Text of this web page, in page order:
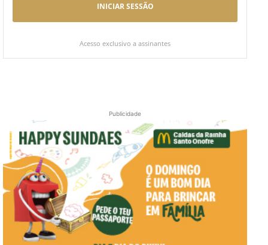
INICIAR SESSÃO
Acesso exclusivo a assinantes
Publicidade